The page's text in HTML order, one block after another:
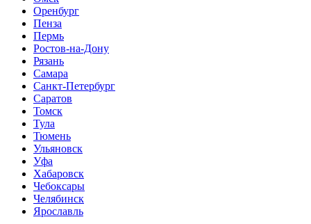
Оренбург
Пенза
Пермь
Ростов-на-Дону
Рязань
Самара
Санкт-Петербург
Саратов
Томск
Тула
Тюмень
Ульяновск
Уфа
Хабаровск
Чебоксары
Челябинск
Ярославль